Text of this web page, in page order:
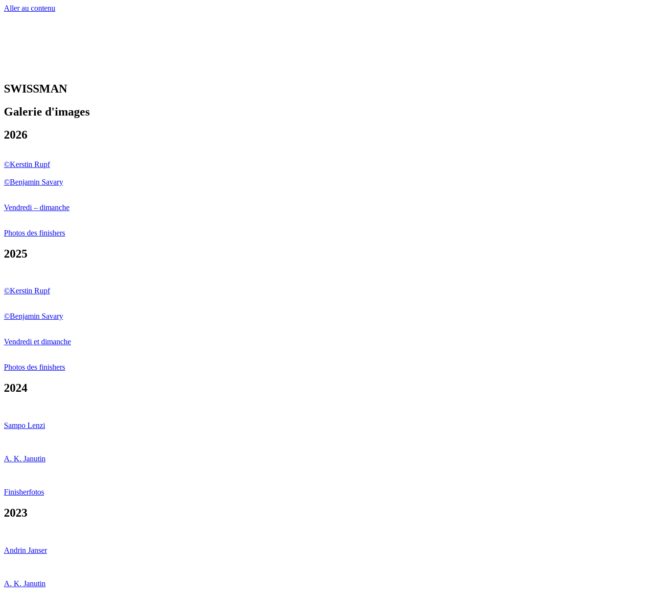
Aller au contenu
SWISSMAN
Galerie d'images
2026
©Kerstin Rupf
©Benjamin Savary
Vendredi – dimanche
Photos des finishers
2025
©Kerstin Rupf
©Benjamin Savary
Vendredi et dimanche
Photos des finishers
2024
Sampo Lenzi
A. K. Janutin
Finisherfotos
2023
Andrin Janser
A. K. Janutin